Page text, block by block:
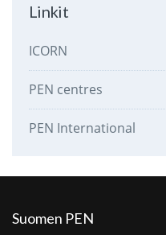
Linkit
ICORN
PEN centres
PEN International
Suomen PEN